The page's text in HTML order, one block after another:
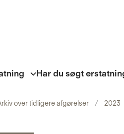
Har du søgt
over tidligere afgørelser 2023